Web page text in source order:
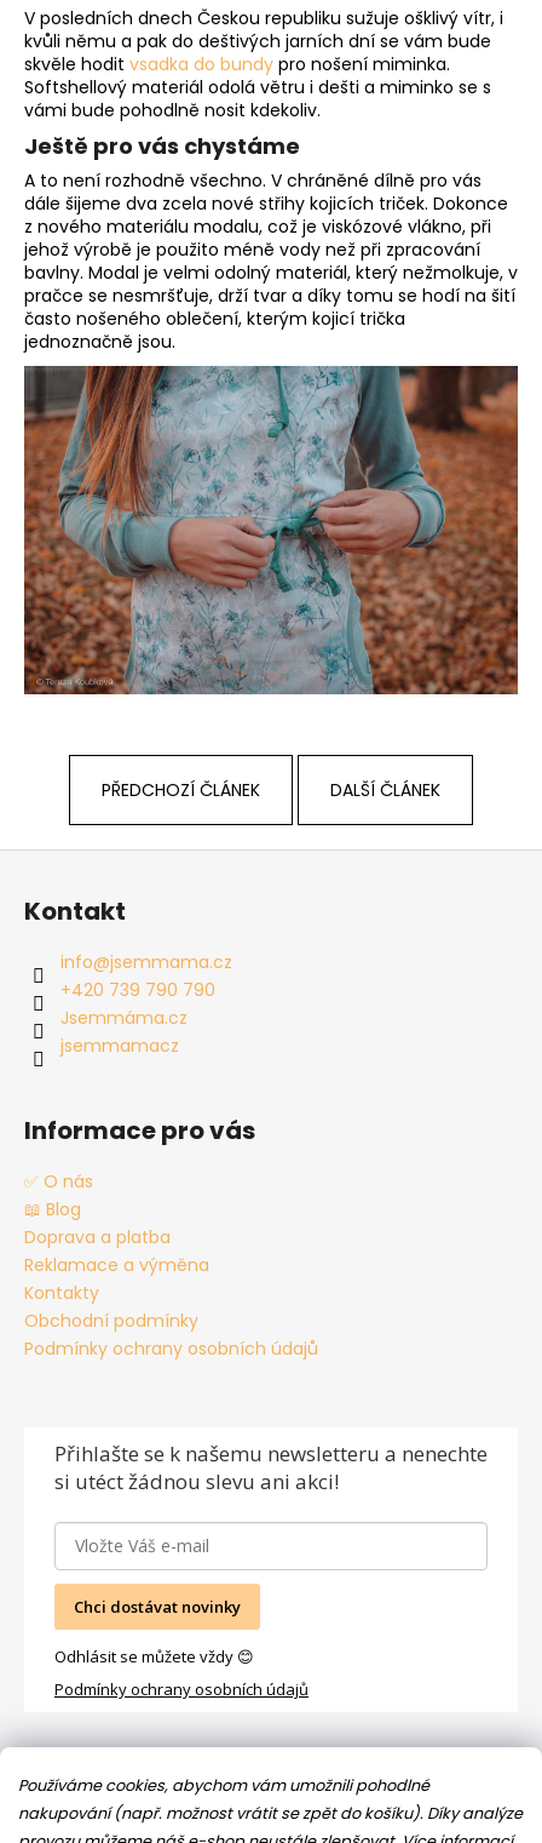
Používáme cookies, abychom vám umožnili pohodlné
nakupování (např. možnost vrátit se zpět do košíku). Díky analýze
V posledních dnech Českou republiku sužuje ošklivý vítr, i
kvůli němu a pak do deštivých jarních dní se vám bude
skvěle hodit vsadka do bundy pro nošení miminka.
Softshellový materiál odolá větru i dešti a miminko se s
vámi bude pohodlně nosit kdekoliv.
Ještě pro vás chystáme
A to není rozhodně všechno. V chráněné dílně pro vás
dále šijeme dva zcela nové střihy kojicích triček. Dokonce
z nového materiálu modalu, což je viskózové vlákno, při
jehož výrobě je použito méně vody než při zpracování
bavlny. Modal je velmi odolný materiál, který nežmolkuje, v
pračce se nesmršťuje, drží tvar a díky tomu se hodí na šití
často nošeného oblečení, kterým kojicí trička
jednoznačně jsou.
PŘEDCHOZÍ ČLÁNEK DALŠÍ ČLÁNEK
Kontakt
info@jsemmama.cz
+420 739 790 790
Jsemmáma.cz
jsemmamacz
Informace pro vás
✅ O nás
📖 Blog
Doprava a platba
Reklamace a výměna
Kontakty
Obchodní podmínky
Podmínky ochrany osobních údajů
Přihlašte se k našemu newsletteru a nenechte
si utéct žádnou slevu ani akci!
Chci dostávat novinky
Odhlásit se můžete vždy 😊
Podmínky ochrany osobních údajů
Facebook